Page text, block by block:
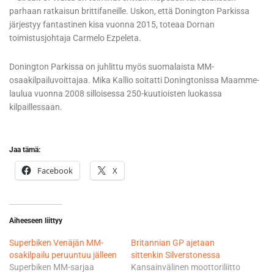
parhaan ratkaisun brittifaneille. Uskon, että Donington Parkissa
järjestyy fantastinen kisa vuonna 2015, toteaa Dornan
toimistusjohtaja Carmelo Ezpeleta.
Donington Parkissa on juhlittu myös suomalaista MM-
osaakilpailuvoittajaa. Mika Kallio soitatti Doningtonissa Maamme-
laulua vuonna 2008 silloisessa 250-kuutioisten luokassa
kilpaillessaan.
Jaa tämä:
Facebook X
Aiheeseen liittyy
Superbiken Venäjän MM-
osakilpailu peruuntuu jälleen
Superbiken MM-sarjaa
Britannian GP ajetaan
sittenkin Silverstonessa
Kansainvälinen moottoriliitto